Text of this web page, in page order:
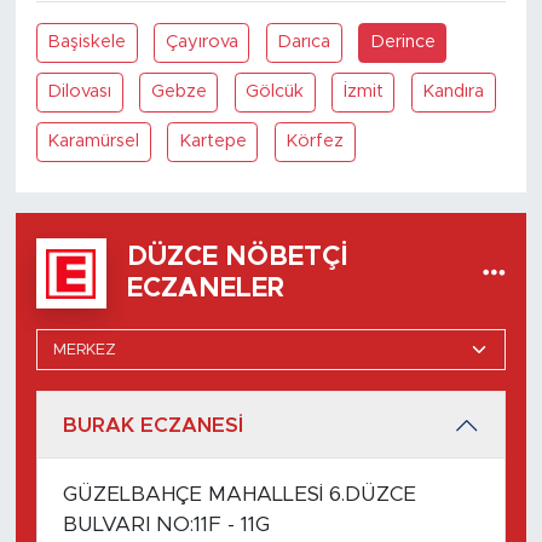
Başiskele Çayırova Darıca Derince
Dilovası Gebze Gölcük İzmit Kandıra
Karamürsel Kartepe Körfez
DÜZCE NÖBETÇI
ECZANELER
BURAK ECZANESİ
GÜZELBAHÇE MAHALLESİ 6.DÜZCE
BULVARI NO:11F - 11G